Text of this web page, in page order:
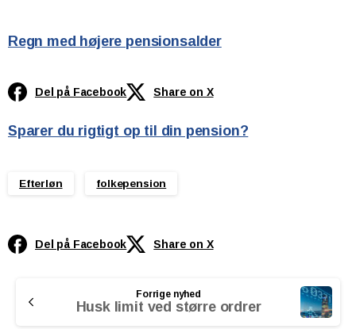
Regn med højere pensionsalder
Del på Facebook Share on X
Sparer du rigtigt op til din pension?
Efterløn folkepension
Del på Facebook Share on X
Reading
Forrige nyhed
Husk limit ved større ordrer